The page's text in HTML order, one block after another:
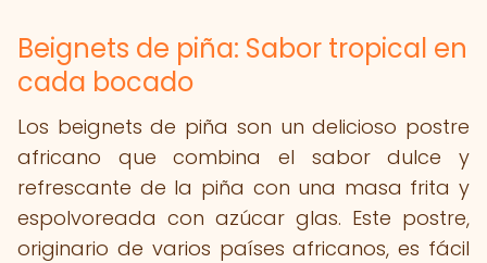
Beignets de piña: Sabor tropical en
cada bocado
Los beignets de piña son un delicioso postre
africano que combina el sabor dulce y
refrescante de la piña con una masa frita y
espolvoreada con azúcar glas. Este postre,
originario de varios países africanos, es fácil